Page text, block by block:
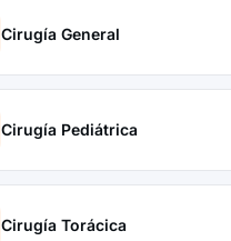
Cirugía General
Cirugía Pediátrica
Cirugía Torácica